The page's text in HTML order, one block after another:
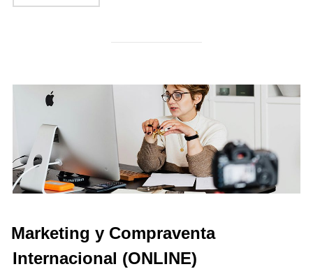
Marketing y Compraventa
Internacional (ONLINE)